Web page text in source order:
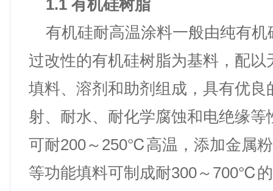
1.1 有机硅树脂
有机硅耐高温涂料一般由纯有机
过改性的有机硅树脂为基料，配以
填料、溶剂和助剂组成，具有优良
射、耐水、耐化学腐蚀和电绝缘等
可耐200～250℃高温，添加金属
等功能填料可制成耐300～700℃